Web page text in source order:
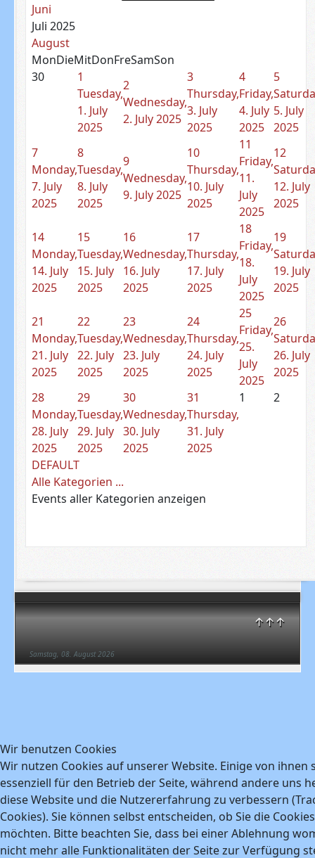
↑↑↑
Samstag, 08. August 2026
Juni
Juli 2025
August
MonDieMitDonFreSamSon
30
1
Tuesday,
1. July
2025
2
Wednesday,
2. July 2025
3
Thursday,
3. July
2025
4
Friday,
4. July
2025
5
5. July
2025
7
Monday,
7. July
2025
8
Tuesday,
8. July
2025
9
Wednesday,
9. July 2025
10
Thursday,
10. July
2025
11
Friday,
11.
July
2025
12
12. July
2025
14
Monday,
14. July
2025
15
Tuesday,
15. July
2025
16
Wednesday,
16. July
2025
17
Thursday,
17. July
2025
18
Friday,
18.
July
2025
19
19. July
2025
21
Monday,
21. July
2025
22
Tuesday,
22. July
2025
23
Wednesday,
23. July
2025
24
Thursday,
24. July
2025
25
Friday,
25.
July
2025
26
26. July
2025
28
Monday,
28. July
2025
29
Tuesday,
29. July
2025
30
Wednesday,
30. July
2025
31
Thursday,
31. July
2025
1 2
DEFAULT
Alle Kategorien ...
Events aller Kategorien anzeigen
Wir benutzen Cookies
Wir nutzen Cookies auf unserer Website. Einige von ihnen
essenziell für den Betrieb der Seite, während andere uns
diese Website und die Nutzererfahrung zu verbessern
Cookies). Sie können selbst entscheiden, ob Sie die
möchten. Bitte beachten Sie, dass bei einer Ablehnung
nicht mehr alle Funktionalitäten der Seite zur Verfügung